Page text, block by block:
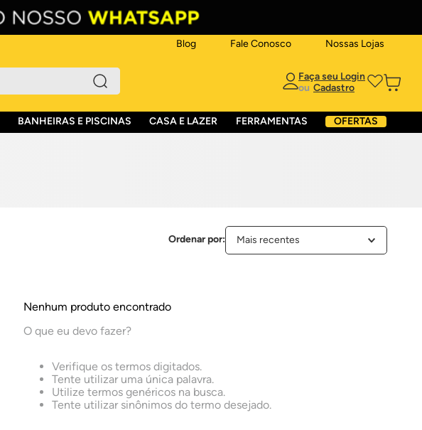
Blog Fale Conosco Nossas Lojas
ou
BANHEIRAS E PISCINAS CASA E LAZER FERRAMENTAS OFERTAS
Mais recentes
Nenhum produto encontrado
O que eu devo fazer?
Verifique os termos digitados.
Tente utilizar uma única palavra.
Utilize termos genéricos na busca.
Tente utilizar sinônimos do termo desejado.